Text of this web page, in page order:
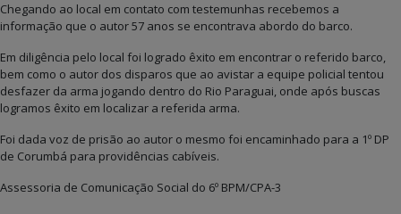
Chegando ao local em contato com testemunhas recebemos a
informação que o autor 57 anos se encontrava abordo do barco.
Em diligência pelo local foi logrado êxito em encontrar o referido barco,
bem como o autor dos disparos que ao avistar a equipe policial tentou
desfazer da arma jogando dentro do Rio Paraguai, onde após buscas
logramos êxito em localizar a referida arma.
Foi dada voz de prisão ao autor o mesmo foi encaminhado para a 1º DP
de Corumbá para providências cabíveis.
Assessoria de Comunicação Social do 6º BPM/CPA-3